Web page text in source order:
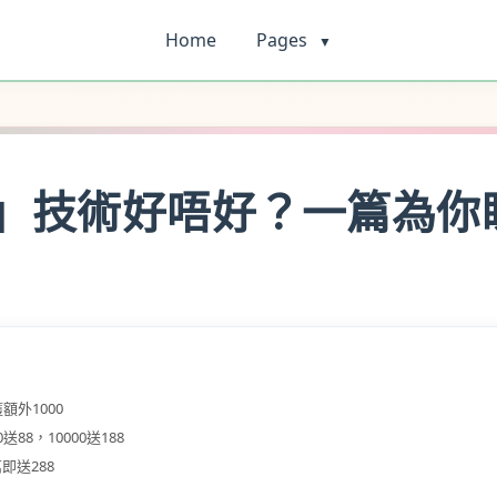
Home Pages ▼
術好唔好？一篇為你
外1000
88，10000送188
送288